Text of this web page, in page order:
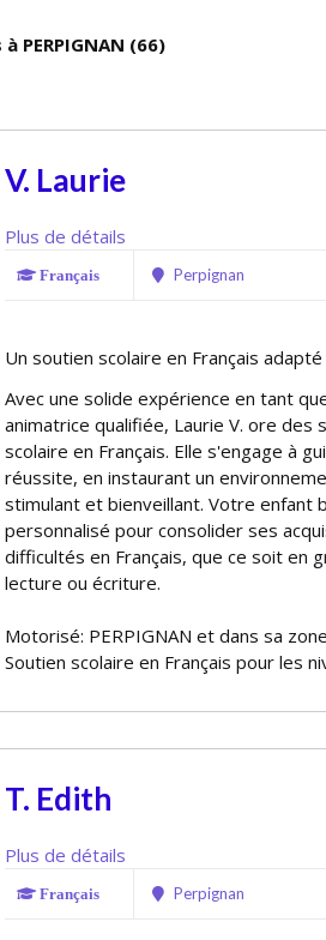
PERPIGNAN (66)
V. Laurie
Plus de détails
Français Perpignan
Un soutien scolaire en Français
Avec une solide expérience en tant
animatrice qualifiée, Laurie V. offre des
scolaire en Français. Elle s'engage à
réussite, en instaurant un
stimulant et bienveillant. Votre enfant
personnalisé pour consolider ses
difficultés en Français, que ce soit en
lecture ou écriture.
Motorisé: PERPIGNAN et dans sa
Soutien scolaire en Français pour les
T. Edith
Plus de détails
Français Perpignan